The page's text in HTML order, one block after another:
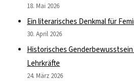
18. Mai 2026
Ein literarisches Denkmal für
30. April 2026
Historisches
Lehrkräfte
24. März 2026